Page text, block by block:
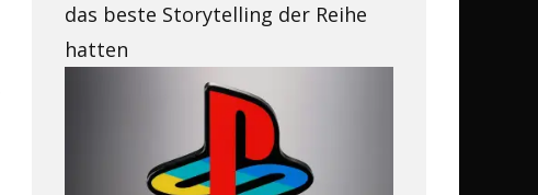
das beste Storytelling der Reihe
hatten